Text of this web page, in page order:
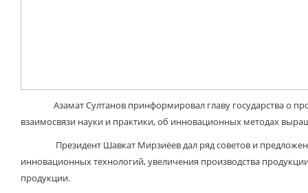
Азамат Султанов принформировал главу государства о
взаимосвязи науки и практики, об инновационных методах
Президент Шавкат Мирзиёев дал ряд советов и предложений
инновационных технологий, увеличения производства
продукции.